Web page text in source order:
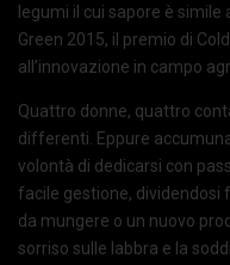
legumi il cui sapore è simile
Green 2015, il premio di
all’innovazione in campo
Quattro donne, quattro
differenti. Eppure
volontà di dedicarsi con
facile gestione, dividendosi
da mungere o un nuovo
sorriso sulle labbra e la